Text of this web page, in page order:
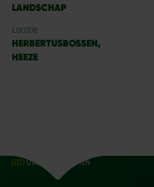
LANDSCHAP
Locatie
HERBERTUSBOSSEN,
HEEZE
[02] OVERIGE PROJECTEN